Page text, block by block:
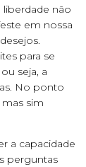
liberdade não
em nossa
para se
seja, a
No ponto
sim
a capacidade
perguntas